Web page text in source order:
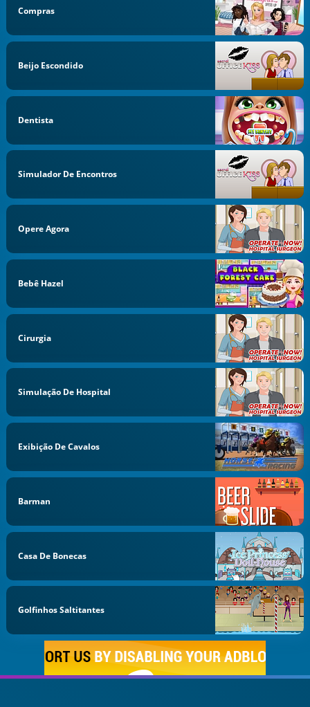
Compras
Beijo Escondido
Dentista
Simulador De Encontros
Opere Agora
Bebê Hazel
Cirurgia
Simulação De Hospital
Exibição De Cavalos
Barman
Casa De Bonecas
Golfinhos Saltitantes